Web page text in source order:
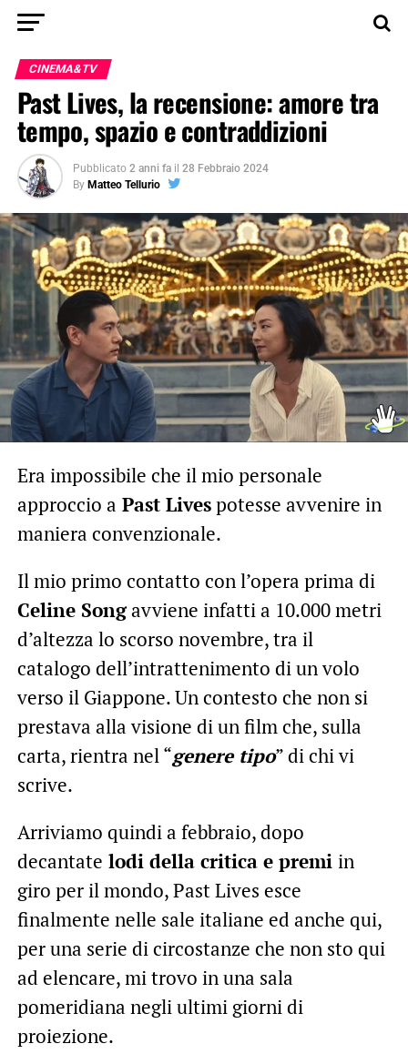
CINEMA&TV
Past Lives, la recensione: amore tra
tempo, spazio e contraddizioni
Pubblicato 2 anni fa il 28 Febbraio 2024
By Matteo Tellurio
Era impossibile che il mio personale
approccio a Past Livespotesse avvenire in
maniera convenzionale.
Il mio primo contatto con l’opera prima di
Celine Songavviene infatti a 10.000 metri
d’altezza lo scorso novembre, tra il
catalogo dell’intrattenimento di un volo
verso il Giappone. Un contesto che non si
prestava alla visione di un film che, sulla
carta, rientra nel “genere tipo” di chi vi
scrive.
Arriviamo quindi a febbraio, dopo
decantate lodi della critica e premi in
giro per il mondo, Past Lives esce
finalmente nelle sale italiane ed anche qui,
per una serie di circostanze che non sto qui
ad elencare, mi trovo in una sala
pomeridiana negli ultimi giorni di
proiezione.